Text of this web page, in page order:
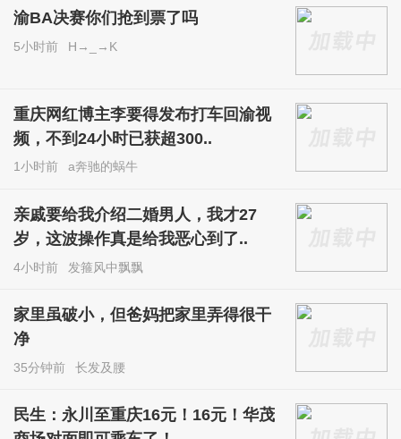
渝BA决赛你们抢到票了吗
5小时前 H→_→K
重庆网红博主李要得发布打车回渝视
频，不到24小时已获超300..
1小时前 a奔驰的蜗牛
亲戚要给我介绍二婚男人，我才27
岁，这波操作真是给我恶心到了..
4小时前 发箍风中飘飘
家里虽破小，但爸妈把家里弄得很干
净
35分钟前 长发及腰
民生：永川至重庆16元！16元！华茂